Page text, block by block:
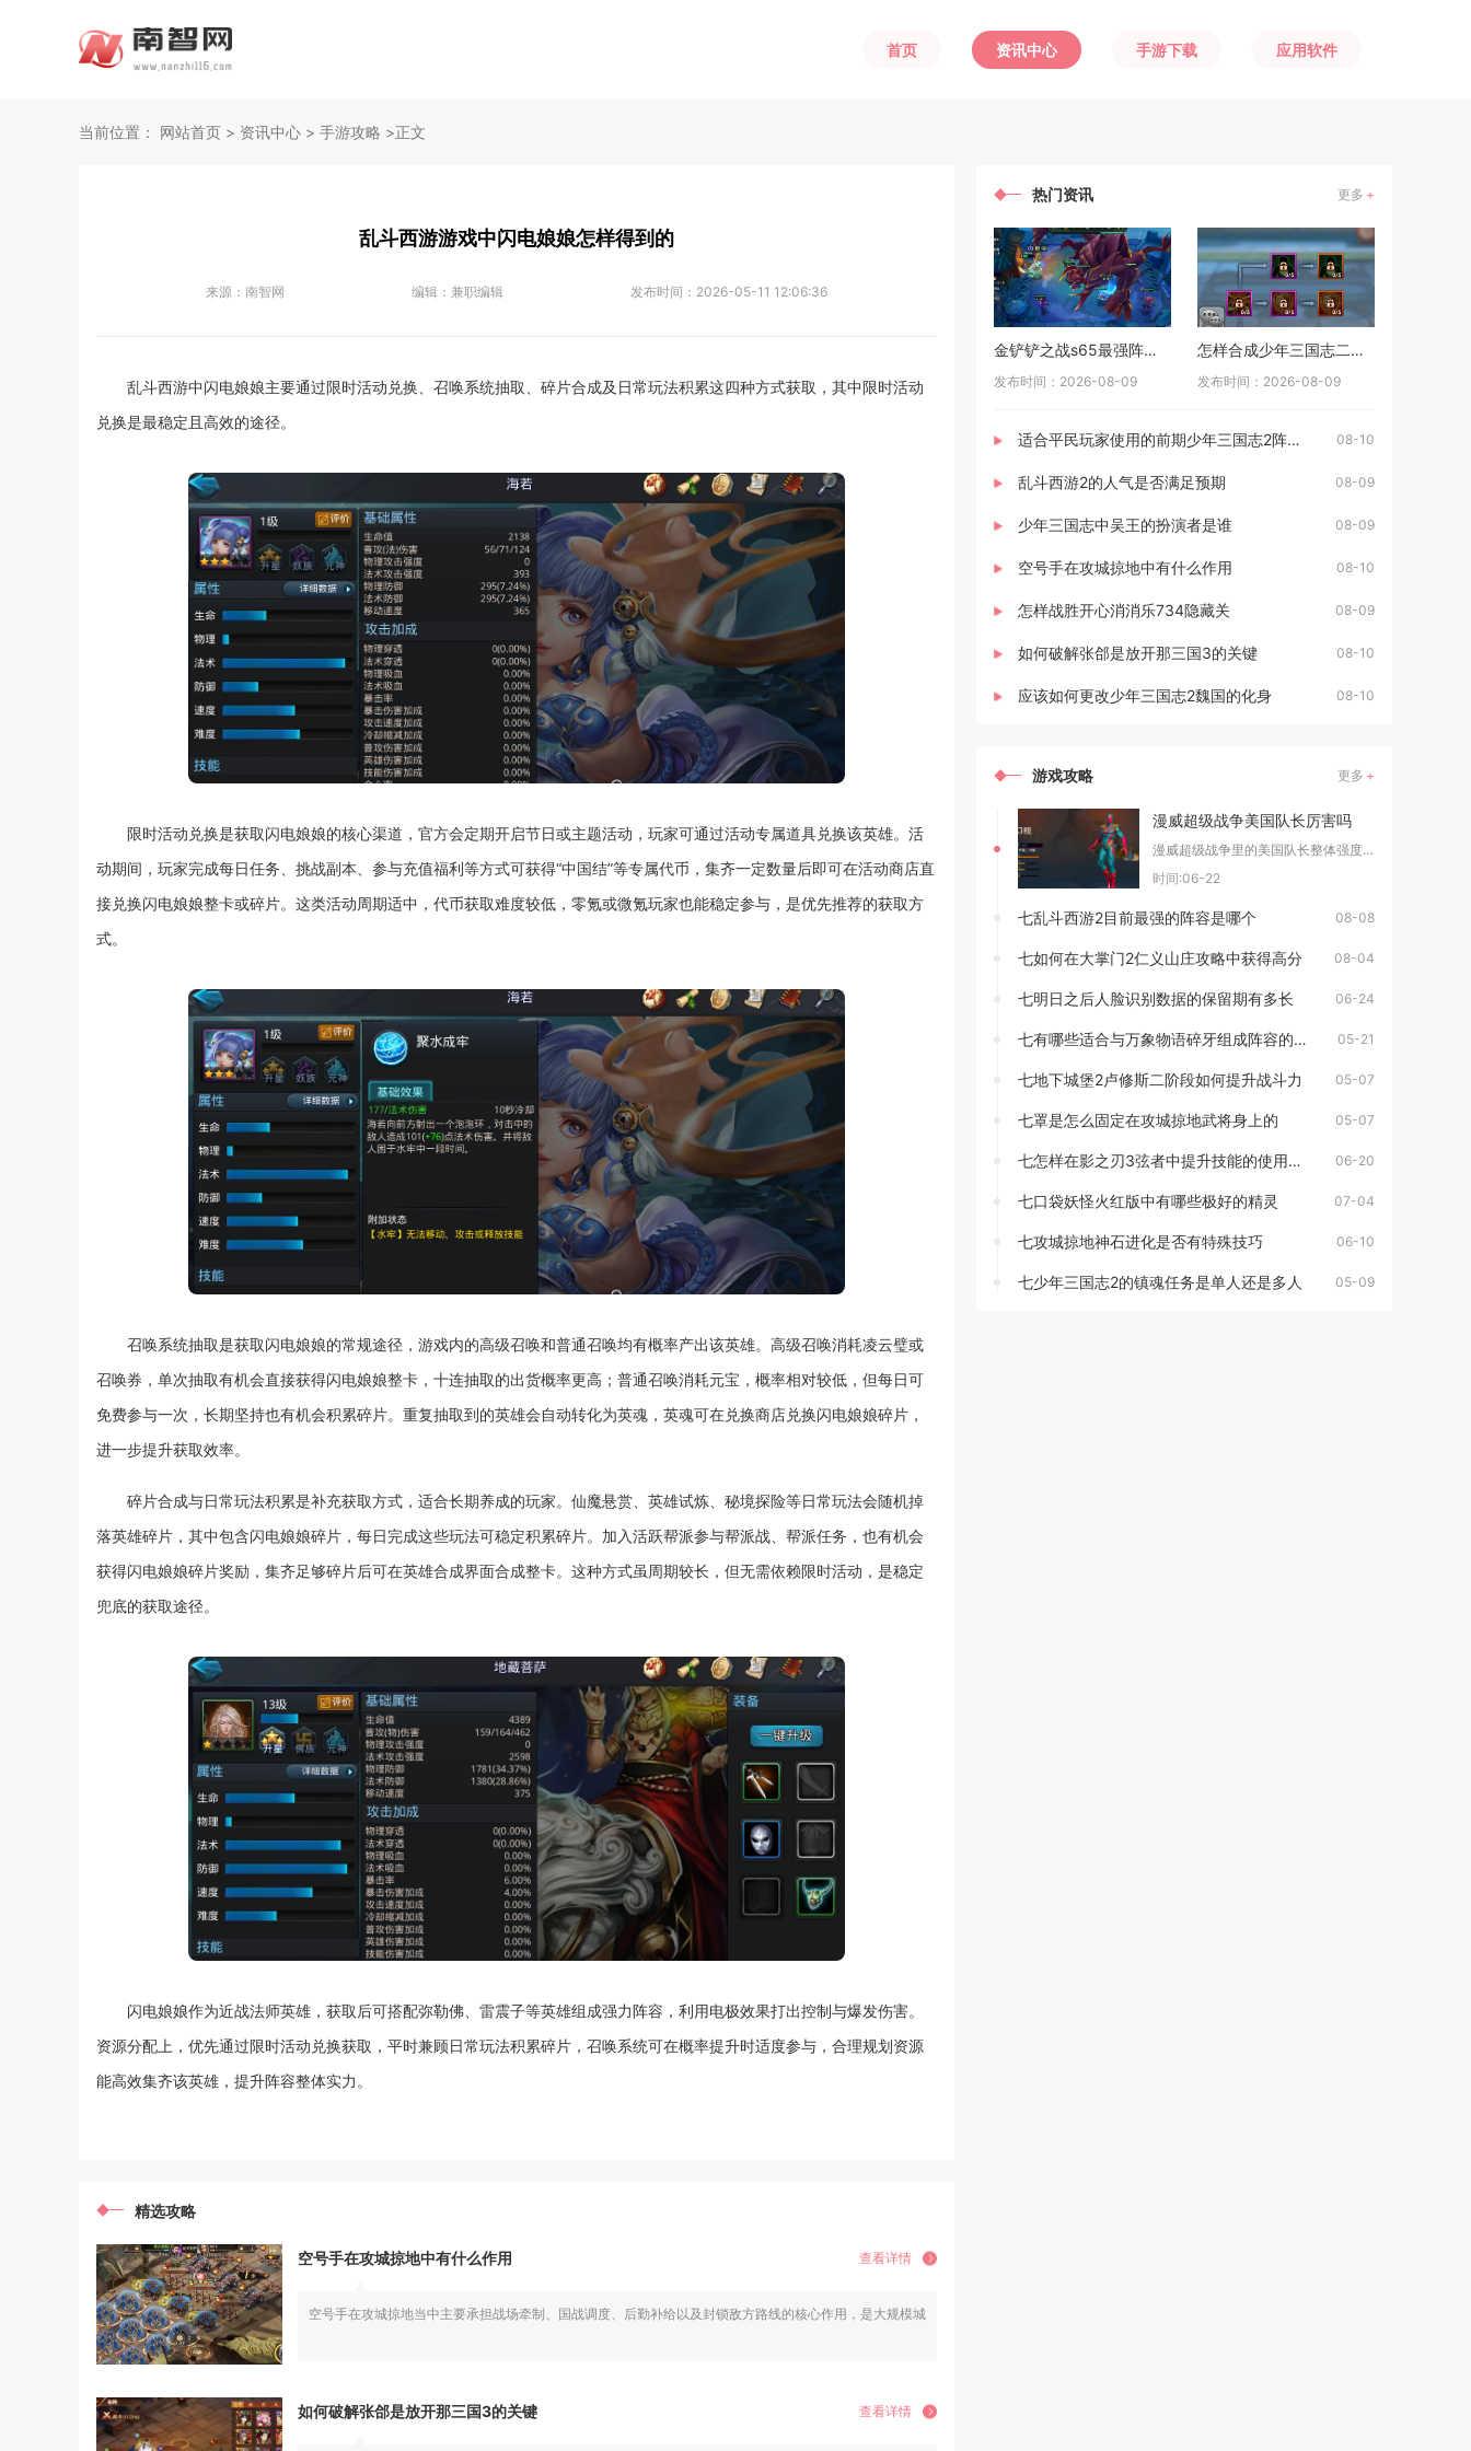
首页 资讯中心 手游下载 应用软件
当前位置： 网站首页 > 资讯中心 > 手游攻略 >正文
乱斗西游游戏中闪电娘娘怎样得到的
来源： 南智网 编辑： 兼职编辑 发布时间： 2026-05-11 12:06:36
乱斗西游中闪电娘娘主要通过限时活动兑换、召唤系统抽取、碎片合成及日常玩法积累这四种方式获取，其中限时活动
兑换是最稳定且高效的途径。
限时活动兑换是获取闪电娘娘的核心渠道，官方会定期开启节日或主题活动，玩家可通过活动专属道具兑换该英雄。活
动期间，玩家完成每日任务、挑战副本、参与充值福利等方式可获得“中国结”等专属代币，集齐一定数量后即可在活动商店直
接兑换闪电娘娘整卡或碎片。这类活动周期适中，代币获取难度较低，零氪或微氪玩家也能稳定参与，是优先推荐的获取方
式。
召唤系统抽取是获取闪电娘娘的常规途径，游戏内的高级召唤和普通召唤均有概率产出该英雄。高级召唤消耗凌云璧或
召唤券，单次抽取有机会直接获得闪电娘娘整卡，十连抽取的出货概率更高；普通召唤消耗元宝，概率相对较低，但每日可
免费参与一次，长期坚持也有机会积累碎片。重复抽取到的英雄会自动转化为英魂，英魂可在兑换商店兑换闪电娘娘碎片，
进一步提升获取效率。
碎片合成与日常玩法积累是补充获取方式，适合长期养成的玩家。仙魔悬赏、英雄试炼、秘境探险等日常玩法会随机掉
落英雄碎片，其中包含闪电娘娘碎片，每日完成这些玩法可稳定积累碎片。加入活跃帮派参与帮派战、帮派任务，也有机会
获得闪电娘娘碎片奖励，集齐足够碎片后可在英雄合成界面合成整卡。这种方式虽周期较长，但无需依赖限时活动，是稳定
兜底的获取途径。
闪电娘娘作为近战法师英雄，获取后可搭配弥勒佛、雷震子等英雄组成强力阵容，利用电极效果打出控制与爆发伤害。
资源分配上，优先通过限时活动兑换获取，平时兼顾日常玩法积累碎片，召唤系统可在概率提升时适度参与，合理规划资源
能高效集齐该英雄，提升阵容整体实力。
精选攻略
空号手在攻城掠地中有什么作用 查看详情
空号手在攻城掠地当中主要承担战场牵制、国战调度、后勤补给以及封锁敌方路线的核心作用，是大规模城池争夺里不可或缺的战略辅助，能够用极低的养成成本改变整片地图的攻防走向。这类账号
如何破解张郃是放开那三国3的关键 查看详情
热门资讯 更多
金铲铲之战s65最强阵容是什么
发布时间：2026-08-09
怎样合成少年三国志二中的极品宝物
发布时间：2026-08-09
适合平民玩家使用的前期少年三国志2阵容推荐 08-10
乱斗西游2的人气是否满足预期 08-09
少年三国志中吴王的扮演者是谁 08-09
空号手在攻城掠地中有什么作用 08-10
怎样战胜开心消消乐734隐藏关 08-09
如何破解张郃是放开那三国3的关键 08-10
应该如何更改少年三国志2魏国的化身 08-10
游戏攻略 更多
漫威超级战争美国队长厉害吗
漫威超级战争里的美国队长整体强度十分出色，属于兼顾坦度、控制、支援与持续作战能力的全能型上
时间:06-22
七乱斗西游2目前最强的阵容是哪个 08-08
七如何在大掌门2仁义山庄攻略中获得高分 08-04
七明日之后人脸识别数据的保留期有多长 06-24
七有哪些适合与万象物语碎牙组成阵容的角色 05-21
七地下城堡2卢修斯二阶段如何提升战斗力 05-07
七罩是怎么固定在攻城掠地武将身上的 05-07
七怎样在影之刃3弦者中提升技能的使用效果 06-20
七口袋妖怪火红版中有哪些极好的精灵 07-04
七攻城掠地神石进化是否有特殊技巧 06-10
七少年三国志2的镇魂任务是单人还是多人 05-09